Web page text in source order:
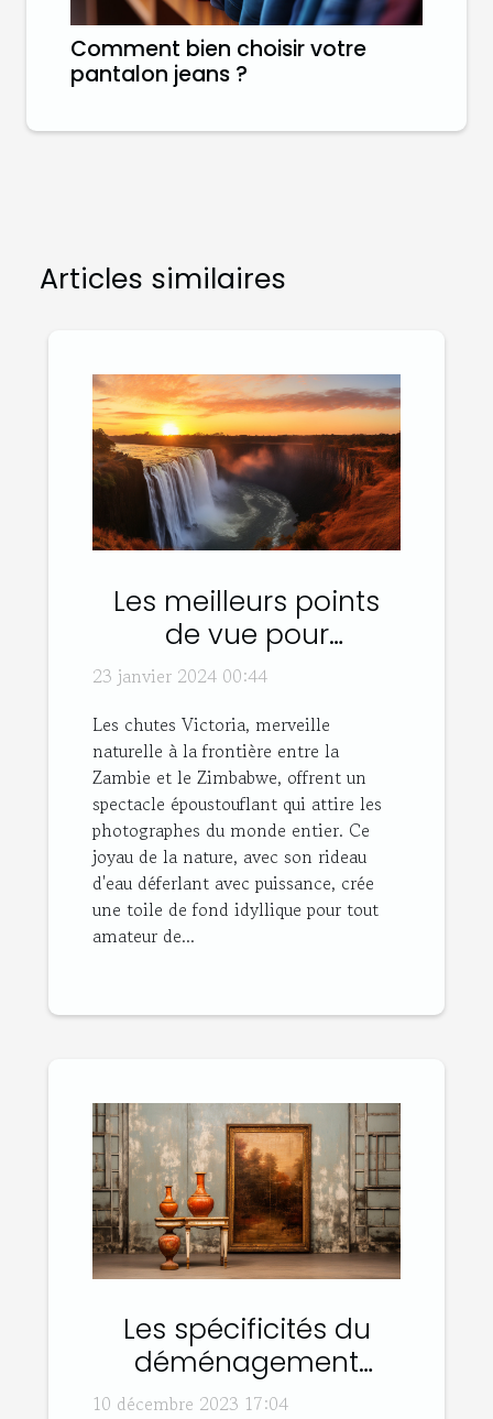
Comment bien choisir votre
pantalon jeans ?
Articles similaires
Les meilleurs points
de vue pour
photographier les
23 janvier 2024 00:44
Les chutes Victoria, merveille
naturelle à la frontière entre la
Zambie et le Zimbabwe, offrent un
spectacle époustouflant qui attire les
photographes du monde entier. Ce
joyau de la nature, avec son rideau
d'eau déferlant avec puissance, crée
une toile de fond idyllique pour tout
amateur de...
Les spécificités du
déménagement
d'objets d'art et
10 décembre 2023 17:04